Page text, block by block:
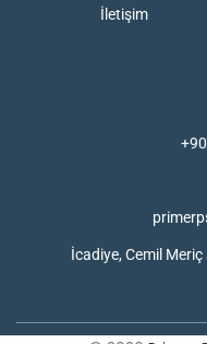
İletişim
İcadiye, Cemil